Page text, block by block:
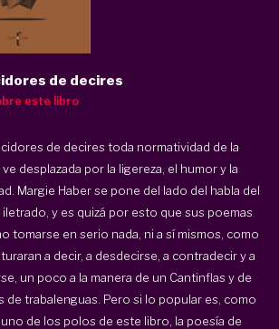
de decires
este libro
de decires toda normatividad de la
desplazada por la ligereza, el humor y la
Margie Haber se pone del lado del habla del
iletrado, y es quizá por esto que sus poemas
tomarse en serio nada, ni a sí mismos, como
a decir, a desdecirse, a contradecir y a
un poco a la manera de un Cantinflas y de
de trabalenguas. Pero si lo popular es, como
de los polos de este libro, la poesía de